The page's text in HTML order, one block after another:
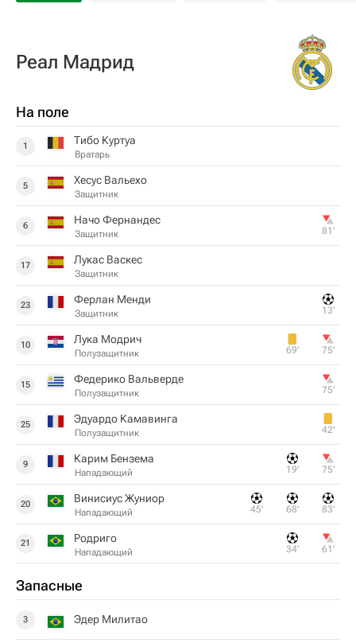
Реал Мадрид
На поле
1 Тибо Куртуа
Вратарь
5 Хесус Вальехо
Защитник
6 Начо Фернандес
Защитник 81‎’‎
17 Лукас Васкес
Защитник
23 Ферлан Менди
Защитник 13‎’‎
10 Лука Модрич
Полузащитник 69‎’‎ 75‎’‎
15 Федерико Вальверде
Полузащитник 75‎’‎
25 Эдуардо Камавинга
Полузащитник 42‎’‎
9 Карим Бензема
Нападающий 19‎’‎ 75‎’‎
20 Винисиус Жуниор
Нападающий 45‎’‎ 68‎’‎ 83‎’‎
21 Родриго
Нападающий 34‎’‎ 61‎’‎
Запасные
3 Эдер Милитао